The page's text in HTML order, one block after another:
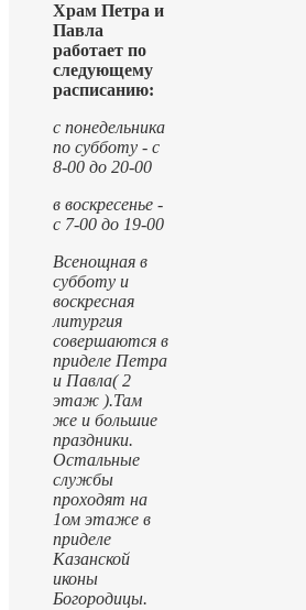
Храм Петра и
Павла
работает по
следующему
расписанию:
с понедельника
по субботу - с
8-00 до 20-00
в воскресенье -
с 7-00 до 19-00
Всенощная в
субботу и
воскресная
литургия
совершаются в
приделе Петра
и Павла( 2
этаж ).Там
же и большие
праздники.
Остальные
службы
проходят на
1ом этаже в
приделе
Казанской
иконы
Богородицы.